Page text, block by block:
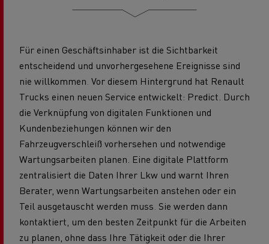
Für einen Geschäftsinhaber ist die Sichtbarkeit
entscheidend und unvorhergesehene Ereignisse sind
nie willkommen. Vor diesem Hintergrund hat Renault
Trucks einen neuen Service entwickelt: Predict. Durch
die Verknüpfung von digitalen Funktionen und
Kundenbeziehungen können wir den
Fahrzeugverschleiß vorhersehen und notwendige
Wartungsarbeiten planen. Eine digitale Plattform
zentralisiert die Daten Ihrer Lkw und warnt Ihren
Berater, wenn Wartungsarbeiten anstehen oder ein
Teil ausgetauscht werden muss. Sie werden dann
kontaktiert, um den besten Zeitpunkt für die Arbeiten
zu planen, ohne dass Ihre Tätigkeit oder die Ihrer